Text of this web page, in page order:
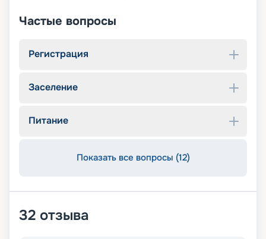
Частые вопросы
Регистрация
Заселение
Питание
Показать все вопросы (12)
32 отзыва